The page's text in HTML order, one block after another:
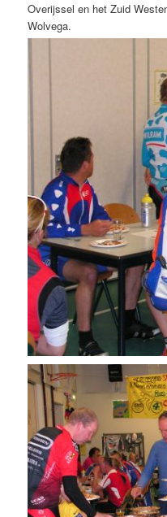
Overijssel en het Zuid
Wolvega.